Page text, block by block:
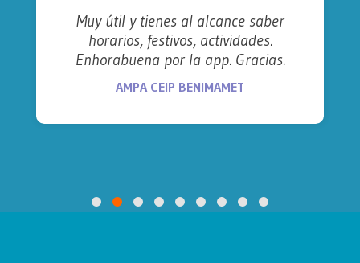
Muy útil y tienes al alcance saber
horarios, festivos, actividades.
Enhorabuena por la app. Gracias.
AMPA CEIP BENIMAMET